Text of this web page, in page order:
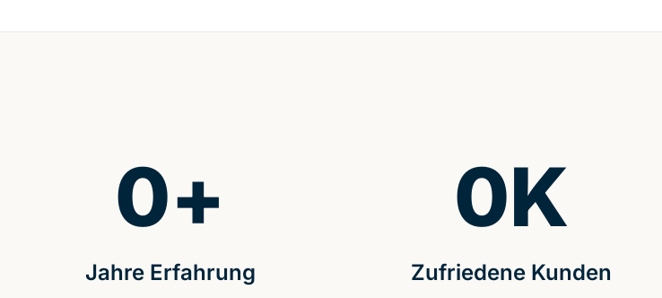
Jahre Erfahrung
0+
Zufriedene Kunden
0K